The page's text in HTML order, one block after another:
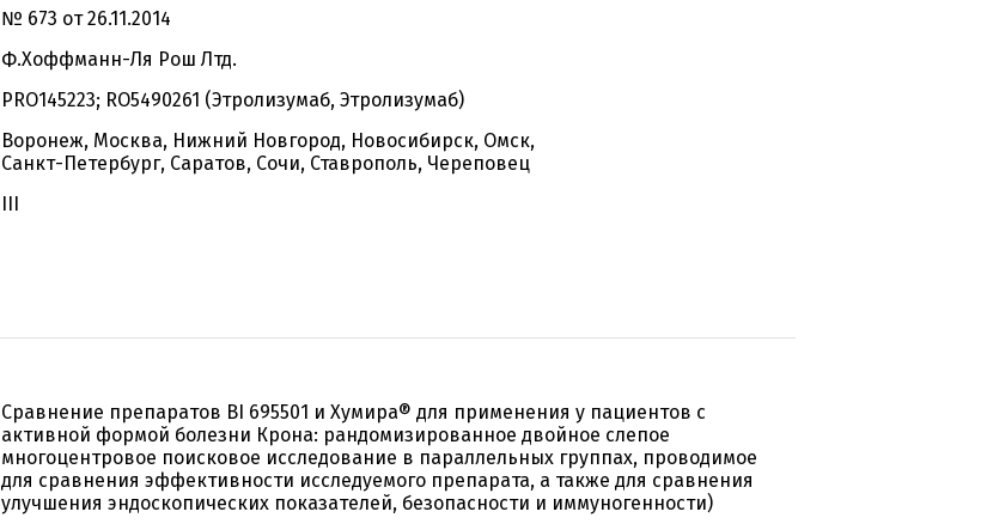
№ 673 от 26.11.2014
Ф.Хоффманн-Ля Рош Лтд.
PRO145223; RO5490261 (Этролизумаб, Этролизумаб)
Воронеж, Москва, Нижний Новгород, Новосибирск, Омск,
Санкт-Петербург, Саратов, Сочи, Ставрополь, Череповец
III
Сравнение препаратов BI 695501 и Хумира® для применения у пациентов с
активной формой болезни Крона: рандомизированное двойное слепое
многоцентровое поисковое исследование в параллельных группах, проводимое
для сравнения эффективности исследуемого препарата, а также для сравнения
улучшения эндоскопических показателей, безопасности и иммуногенности)